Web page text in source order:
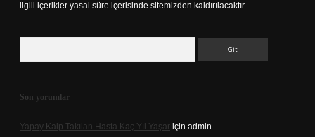
ilgili içerikler yasal süre içerisinde sitemizden kaldırılacaktır.
Son yorumlar
Yapay Kalp Takılan Hasta Kaç Yıl Yaşar için admin